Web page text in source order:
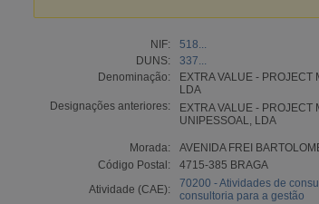
NIF:
518...
DUNS:
337...
Denominação:
EXTRA VALUE - PROJECT
LDA
Designações anteriores:
EXTRA VALUE - PROJECT
UNIPESSOAL, LDA
Morada:
AVENIDA FREI
Código Postal:
4715-385 BRAGA
Atividade (CAE):
70200 - Atividades de
consultoria para a gestão